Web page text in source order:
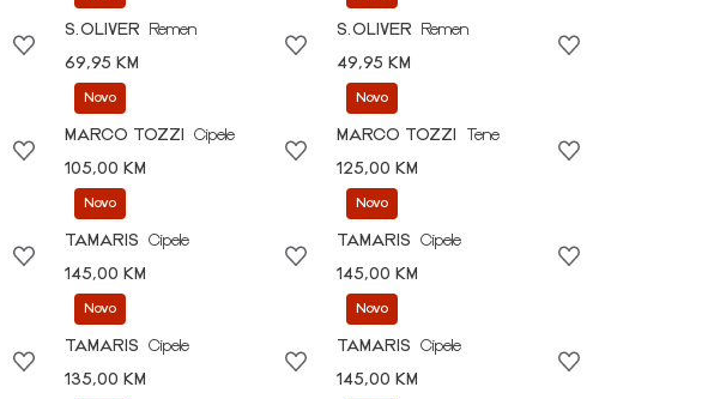
S.OLIVER
Remen
69,95 KM
S.OLIVER
Remen
49,95 KM
Novo
MARCO TOZZI
Cipele
105,00 KM
Novo
MARCO TOZZI
Tene
125,00 KM
Novo
TAMARIS
Cipele
145,00 KM
Novo
TAMARIS
Cipele
145,00 KM
Novo
TAMARIS
Cipele
135,00 KM
Novo
TAMARIS
Cipele
145,00 KM